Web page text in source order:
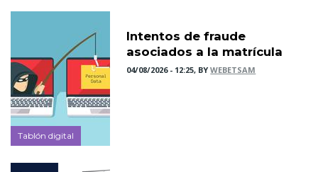
Tablón digital
Intentos de fraude
asociados a la matrícula
04/08/2026 - 12:25, BYWEBETSAM